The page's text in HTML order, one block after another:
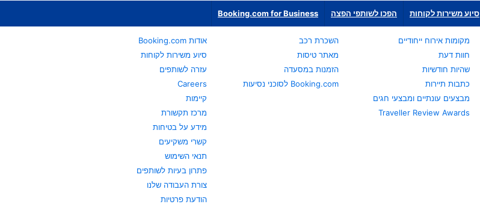
סיוע משירות לקוחות הפכו לשותפי הפצה Booking.com for Business
מקומות אירוח ייחודיים
חוות דעת
שהיות חודשיות
כתבות תיירות
מבצעים עונתיים ומבצעי חגים
Traveller Review Awards
השכרת רכב
מאתר טיסות
הזמנות במסעדה
Booking.com לסוכני נסיעות
אודות Booking.com
סיוע משירות לקוחות
עזרה לשותפים
Careers
קיימות
מרכז תקשורת
מידע על בטיחות
קשרי משקיעים
תנאי השימוש
פתרון בעיות לשותפים
צורת העבודה שלנו
הודעת פרטיות